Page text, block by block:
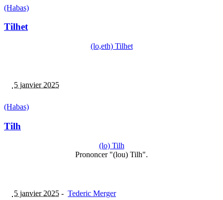
(Habas)
Tilhet
(lo,eth) Tilhet
5 janvier 2025
(Habas)
Tilh
(lo) Tilh
Prononcer "(lou) Tilh".
5 janvier 2025 - Tederic Merger